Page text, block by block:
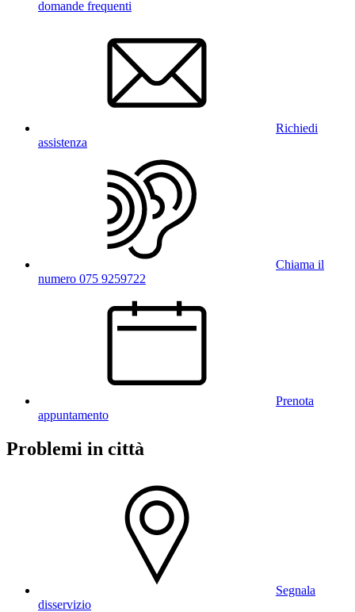
domande frequenti
Richiedi
assistenza
Chiama il
numero 075 9259722
Prenota
appuntamento
Problemi in città
Segnala
disservizio